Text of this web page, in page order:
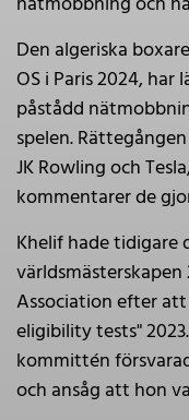
Den algeriska
OS i Paris 2024,
påstådd
spelen.
JK Rowling och
kommentarer de
Khelif hade tidigare
Association efter
eligibility tests"
kommittén
och ansåg att hon